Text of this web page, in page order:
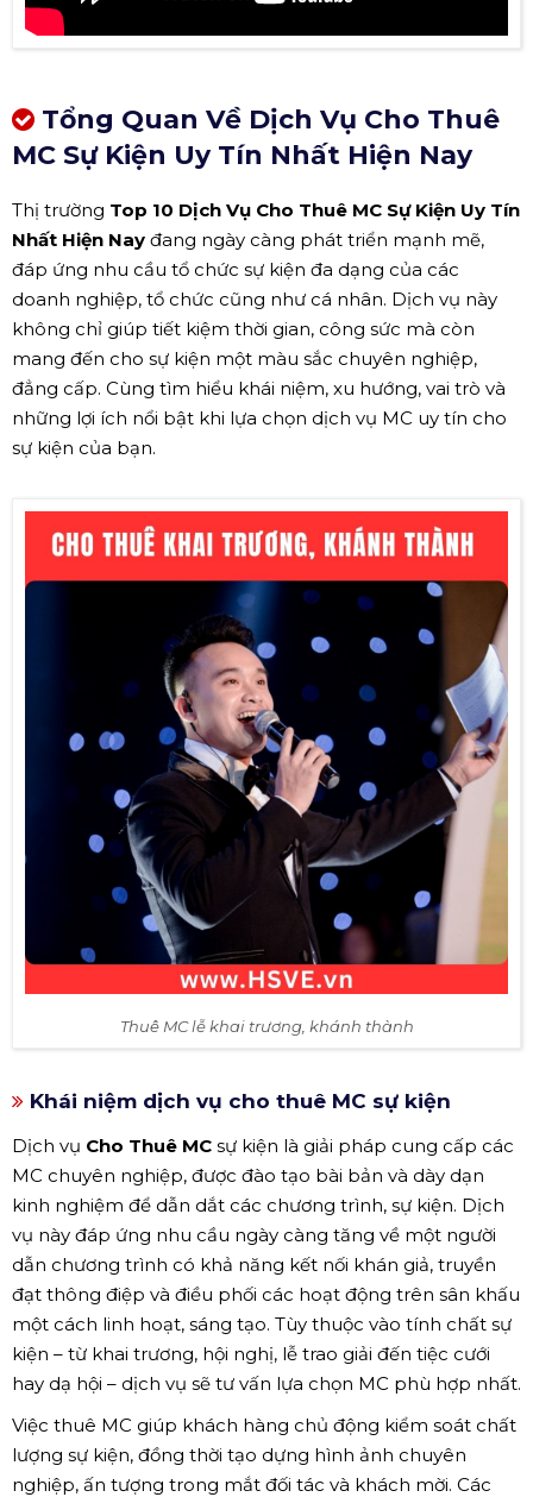
Tổng Quan Về Dịch Vụ Cho Thuê
MC Sự Kiện Uy Tín Nhất Hiện Nay
Thị trường Top 10 Dịch Vụ Cho Thuê MC Sự Kiện Uy Tín
Nhất Hiện Nay đang ngày càng phát triển mạnh mẽ,
đáp ứng nhu cầu tổ chức sự kiện đa dạng của các
doanh nghiệp, tổ chức cũng như cá nhân. Dịch vụ này
không chỉ giúp tiết kiệm thời gian, công sức mà còn
mang đến cho sự kiện một màu sắc chuyên nghiệp,
đẳng cấp. Cùng tìm hiểu khái niệm, xu hướng, vai trò và
những lợi ích nổi bật khi lựa chọn dịch vụ MC uy tín cho
sự kiện của bạn.
Thuê MC lễ khai trương, khánh thành
Khái niệm dịch vụ cho thuê MC sự kiện
Dịch vụ Cho Thuê MC sự kiện là giải pháp cung cấp các
MC chuyên nghiệp, được đào tạo bài bản và dày dạn
kinh nghiệm để dẫn dắt các chương trình, sự kiện. Dịch
vụ này đáp ứng nhu cầu ngày càng tăng về một người
dẫn chương trình có khả năng kết nối khán giả, truyền
đạt thông điệp và điều phối các hoạt động trên sân khấu
một cách linh hoạt, sáng tạo. Tùy thuộc vào tính chất sự
kiện – từ khai trương, hội nghị, lễ trao giải đến tiệc cưới
hay dạ hội – dịch vụ sẽ tư vấn lựa chọn MC phù hợp nhất.
Việc thuê MC giúp khách hàng chủ động kiểm soát chất
lượng sự kiện, đồng thời tạo dựng hình ảnh chuyên
nghiệp, ấn tượng trong mắt đối tác và khách mời. Các